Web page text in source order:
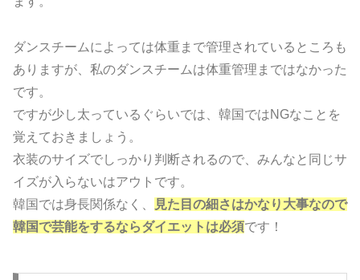
ダンスチームによっては体重まで管理されているところも
ありますが、私のダンスチームは体重管理まではなかった
です。
ですが少し太っているぐらいでは、韓国ではNGなことを
覚えておきましょう。
衣装のサイズでしっかり判断されるので、みんなと同じサ
イズが入らないはアウトです。
韓国では身長関係なく、
見た目の細さはかなり大事なので
韓国で芸能をするならダイエットは必須です！